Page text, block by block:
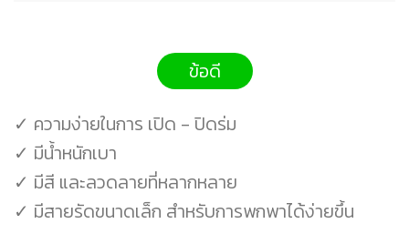
ข้อดี
✓ ความง่ายในการ เปิด - ปิดร่ม
✓ มีน้ำหนักเบา
✓ มีสี และลวดลายที่หลากหลาย
✓ มีสายรัดขนาดเล็ก สำหรับการพกพาได้ง่ายขึ้น